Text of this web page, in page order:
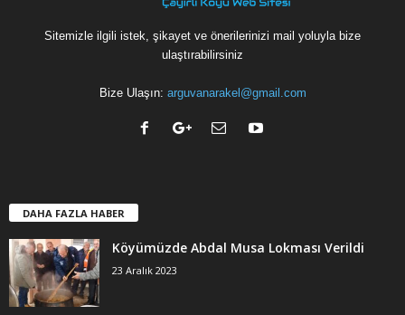
Sitemizle ilgili istek, şikayet ve önerilerinizi mail yoluyla bize
ulaştırabilirsiniz
Bize Ulaşın: arguvanarakel@gmail.com
DAHA FAZLA HABER
Köyümüzde Abdal Musa Lokması Verildi
23 Aralık 2023